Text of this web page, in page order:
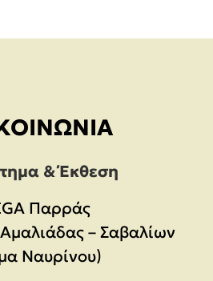
& Έκθεση
Παρράς
Αμαλιάδας – Σαβαλίων
Ναυρίνου)